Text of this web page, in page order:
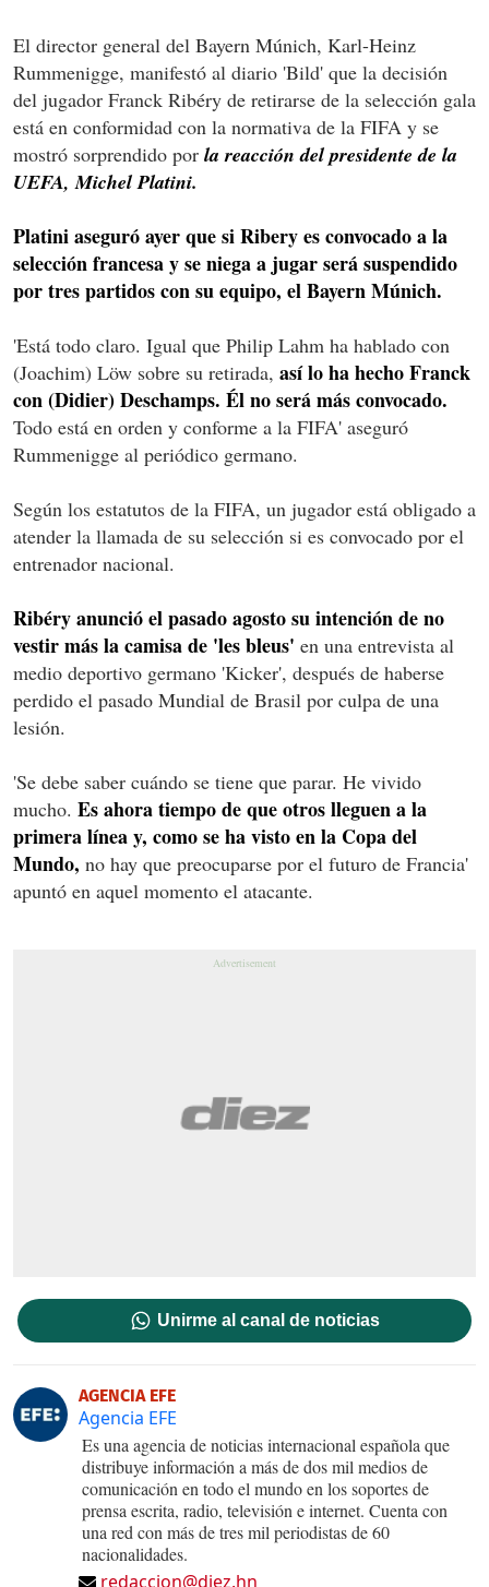
El director general del Bayern Múnich, Karl-Heinz
Rummenigge, manifestó al diario 'Bild' que la decisión
del jugador Franck Ribéry de retirarse de la selección gala
está en conformidad con la normativa de la FIFA y se
mostró sorprendido por la reacción del presidente de la
UEFA, Michel Platini.
Platini aseguró ayer que si Ribery es convocado a la
selección francesa y se niega a jugar será suspendido
por tres partidos con su equipo, el Bayern Múnich.
'Está todo claro. Igual que Philip Lahm ha hablado con
(Joachim) Löw sobre su retirada, así lo ha hecho Franck
con (Didier) Deschamps. Él no será más convocado.
Todo está en orden y conforme a la FIFA' aseguró
Rummenigge al periódico germano.
Según los estatutos de la FIFA, un jugador está obligado a
atender la llamada de su selección si es convocado por el
entrenador nacional.
Ribéry anunció el pasado agosto su intención de no
vestir más la camisa de 'les bleus' en una entrevista al
medio deportivo germano 'Kicker', después de haberse
perdido el pasado Mundial de Brasil por culpa de una
lesión.
'Se debe saber cuándo se tiene que parar. He vivido
mucho. Es ahora tiempo de que otros lleguen a la
primera línea y, como se ha visto en la Copa del
Mundo, no hay que preocuparse por el futuro de Francia'
apuntó en aquel momento el atacante.
Unirme al canal de noticias
AGENCIA EFE
Agencia EFE
Es una agencia de noticias internacional española que
distribuye información a más de dos mil medios de
comunicación en todo el mundo en los soportes de
prensa escrita, radio, televisión e internet. Cuenta con
una red con más de tres mil periodistas de 60
nacionalidades.
redaccion@diez.hn